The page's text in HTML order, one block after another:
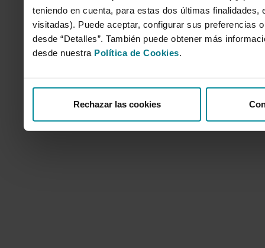
teniendo en cuenta, para estas dos últimas
visitadas). Puede aceptar, configurar sus preferencias
desde “Detalles”. También puede obtener más
desde nuestra Política de Cookies.
Rechazar las cookies